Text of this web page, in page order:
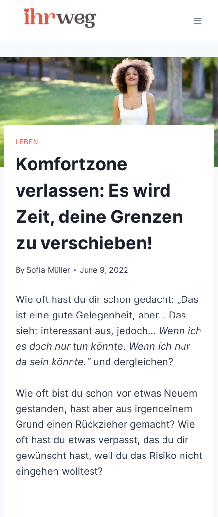
LEBEN
Komfortzone
verlassen: Es wird
Zeit, deine Grenzen
zu verschieben!
By Sofia Müller June 9, 2022
Wie oft hast du dir schon gedacht: „Das
ist eine gute Gelegenheit, aber… Das
sieht interessant aus, jedoch… Wenn ich
es doch nur tun könnte. Wenn ich nur
da sein könnte.“und dergleichen?
Wie oft bist du schon vor etwas Neuem
gestanden, hast aber aus irgendeinem
Grund einen Rückzieher gemacht? Wie
oft hast du etwas verpasst, das du dir
gewünscht hast, weil du das Risiko nicht
eingehen wolltest?